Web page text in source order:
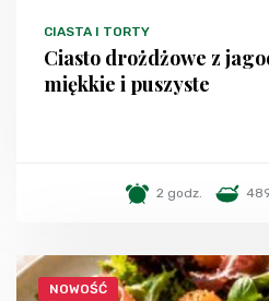
CIASTA I TORTY
Ciasto drożdżowe z
miękkie i puszyste
2 godz.
NOWOŚĆ